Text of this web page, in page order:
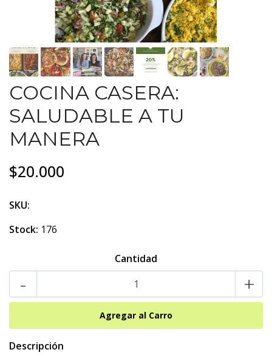
COCINA CASERA:
SALUDABLE A TU
MANERA
$20.000
SKU:
Stock: 176
Cantidad
- +
Descripción